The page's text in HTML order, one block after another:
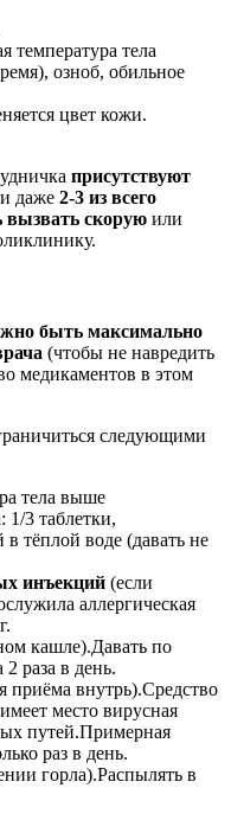
температура тела
озноб, обильное
цвет кожи.
присутствуют
даже 2-3 из всего
вызвать скорую или
быть максимально
(чтобы не навредить
медикаментов в этом
следующими
тела выше
3 таблетки,
в тёплой воде (давать не
инъекций (если
аллергическая
кашле).Давать по
раза в день.
приёма внутрь).Средство
место вирусная
путей.Примерная
раз в день.
горла).Распылять в